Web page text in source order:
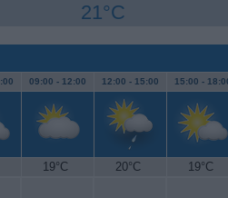
21°C
09:00 - 12:00 12:00 - 15:00 15:00 -
19°C 20°C 19°C